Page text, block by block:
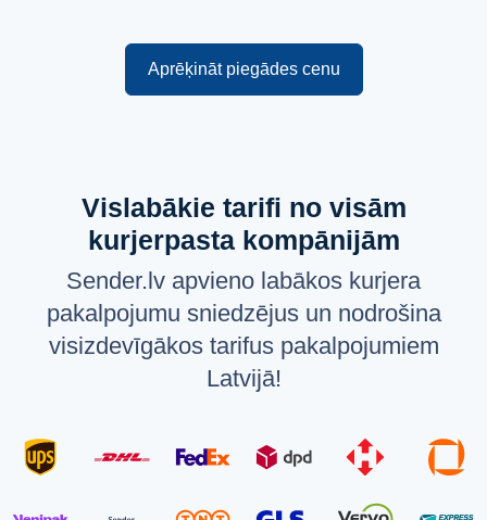
Aprēķināt piegādes cenu
Vislabākie tarifi no visām
kurjerpasta kompānijām
Sender.lv apvieno labākos kurjera
pakalpojumu sniedzējus un nodrošina
visizdevīgākos tarifus pakalpojumiem
Latvijā!